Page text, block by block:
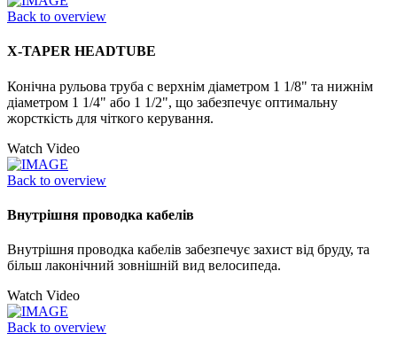
Back to overview
X-TAPER HEADTUBE
Конічна рульова труба с верхнім діаметром 1 1/8" та нижнім
діаметром 1 1/4" або 1 1/2", що забезпечує оптимальну
жорсткість для чіткого керування.
Watch Video
Back to overview
Внутрішня проводка кабелів
Внутрішня проводка кабелів забезпечує захист від бруду, та
більш лаконічний зовнішній вид велосипеда.
Watch Video
Back to overview